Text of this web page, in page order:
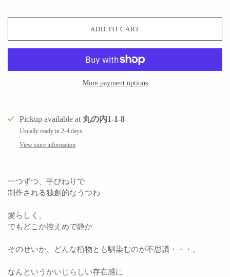
ADD TO CART
More payment options
Pickup available at 丸の内1-1-8
Usually ready in 2-4 days
View store information
一つずつ、手びねりで
制作される独創的なうつわ
愛らしく、
でもどこか控えめで静か
そのせいか、どんな植物とも馴染むのが不思議・・・。
なんというかいじらしい存在感に